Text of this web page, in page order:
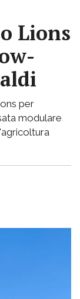
Lions
per
modulare